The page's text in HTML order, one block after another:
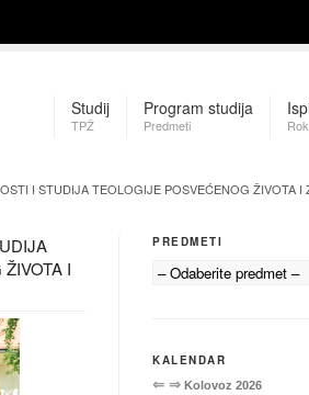
Studij
TPŽ
Program studija
Predmeti
I STUDIJA TEOLOGIJE POSVEĆENOG ŽIVOTA I
I
PREDMETI
KALENDAR
⇐ ⇒ Kolovoz 2026